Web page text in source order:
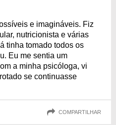
e imagináveis. Fiz
nutricionista e várias
tinha tomado todos os
Eu me sentia um
a minha psicóloga, vi
se continuasse
COMPARTILHAR